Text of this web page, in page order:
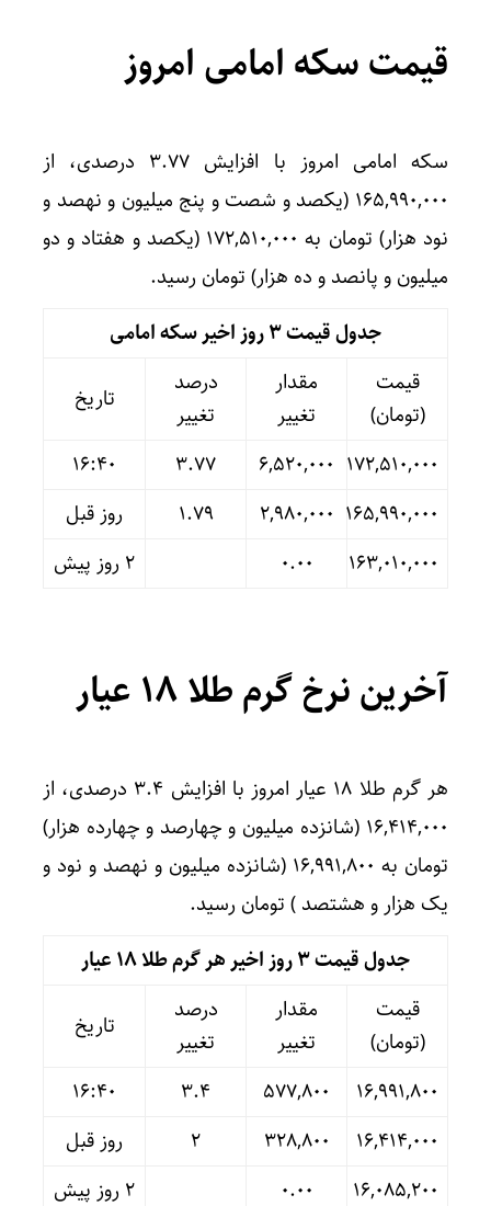
قیمت سکه امامی امروز
سکه امامی امروز با افزایش ۳.۷۷ درصدی، از
۱۶۵,۹۹۰,۰۰۰ (یکصد و شصت و پنج میلیون و نهصد و
نود هزار) تومان به ۱۷۲,۵۱۰,۰۰۰ (یکصد و هفتاد و دو
میلیون و پانصد و ده هزار) تومان رسید.
جدول قیمت 3 روز اخیر سکه امامی
قیمت
(تومان)
مقدار
تغییر
درصد
تغییر
تاریخ
۱۷۲,۵۱۰,۰۰۰ ۶,۵۲۰,۰۰۰ ۳.۷۷
16:40
۱۶۵,۹۹۰,۰۰۰ ۲,۹۸۰,۰۰۰ ۱.۷۹
روز قبل
۱۶۳,۰۱۰,۰۰۰
۰.۰۰ ۲ روز پیش
آخرین نرخ گرم طلا ۱۸ عیار
هر گرم طلا ۱۸ عیار امروز با افزایش ۳.۴ درصدی، از
۱۶,۴۱۴,۰۰۰ (شانزده میلیون و چهارصد و چهارده هزار)
تومان به ۱۶,۹۹۱,۸۰۰ (شانزده میلیون و نهصد و نود و
یک هزار و هشتصد ) تومان رسید.
جدول قیمت 3 روز اخیر هر گرم طلا ۱۸ عیار
قیمت
(تومان)
مقدار
تغییر
درصد
تغییر
تاریخ
۱۶,۹۹۱,۸۰۰
۵۷۷,۸۰۰ ۳.۴
16:40
۱۶,۴۱۴,۰۰۰
۳۲۸,۸۰۰ ۲
روز قبل
۱۶,۰۸۵,۲۰۰
۰.۰۰ ۲ روز پیش